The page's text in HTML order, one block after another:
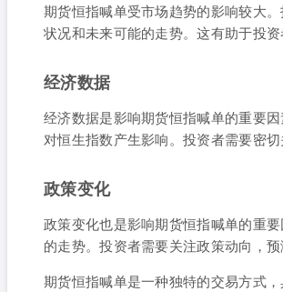
期货恒指喊单受市场趋势的影响较大
状况和未来可能的走势。这有助于投
经济数据
经济数据是影响期货恒指喊单的重要
对恒生指数产生影响。投资者需要密
政策变化
政策变化也是影响期货恒指喊单的重
的走势。投资者需要关注政策动向，
期货恒指喊单是一种独特的交易方式